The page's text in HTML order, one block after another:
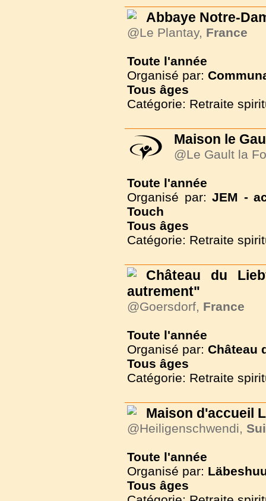
Abbaye Notre-
@Le Plantay, France
Toute l'année
Organisé par:
Tous âges
Catégorie: Retraite
Maison le
@Le Gault la
Toute l'année
Organisé par:JEM -
Touch
Tous âges
Catégorie: Retraite
Château du
autrement"
@Goersdorf, France
Toute l'année
Organisé par: Château
Tous âges
Catégorie: Retraite
Maison d'accueil
@Heiligenschwendi,
Toute l'année
Organisé par:
Tous âges